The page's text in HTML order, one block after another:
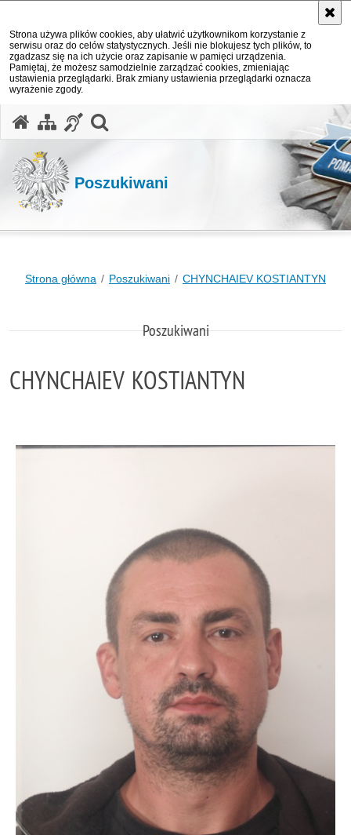
Strona używa plików cookies, aby ułatwić użytkownikom korzystanie z
serwisu oraz do celów statystycznych. Jeśli nie blokujesz tych plików, to
zgadzasz się na ich użycie oraz zapisanie w pamięci urządzenia.
Pamiętaj, że możesz samodzielnie zarządzać cookies, zmieniając
ustawienia przeglądarki. Brak zmiany ustawienia przeglądarki oznacza
wyrażenie zgody.
Poszukiwani
Strona główna Poszukiwani CHYNCHAIEV KOSTIANTYN
Poszukiwani
CHYNCHAIEV KOSTIANTYN